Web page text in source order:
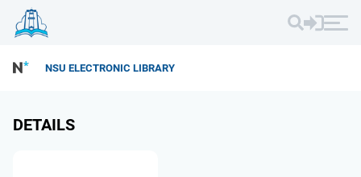
NSU ELECTRONIC LIBRARY
DETAILS